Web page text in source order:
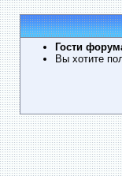
Гости
Вы хотите